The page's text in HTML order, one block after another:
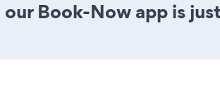
Book-Now app is